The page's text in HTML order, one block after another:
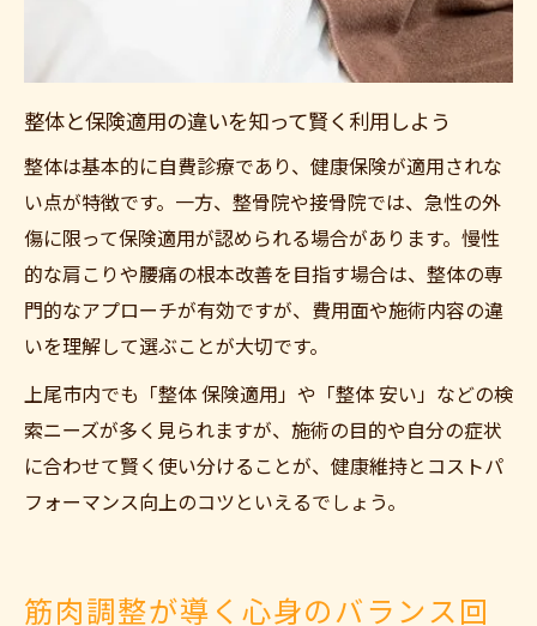
整体と保険適用の違いを知って賢く利用しよう
整体は基本的に自費診療であり、健康保険が適用されな
い点が特徴です。一方、整骨院や接骨院では、急性の外
傷に限って保険適用が認められる場合があります。慢性
的な肩こりや腰痛の根本改善を目指す場合は、整体の専
門的なアプローチが有効ですが、費用面や施術内容の違
いを理解して選ぶことが大切です。
上尾市内でも「整体 保険適用」や「整体 安い」などの検
索ニーズが多く見られますが、施術の目的や自分の症状
に合わせて賢く使い分けることが、健康維持とコストパ
フォーマンス向上のコツといえるでしょう。
筋肉調整が導く心身のバランス回